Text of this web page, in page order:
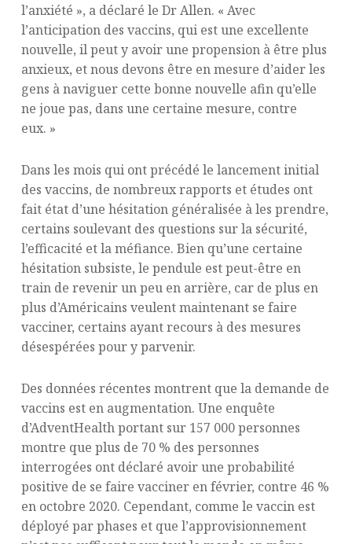
l’anxiété », a déclaré le Dr Allen. « Avec
l’anticipation des vaccins, qui est une excellente
nouvelle, il peut y avoir une propension à être plus
anxieux, et nous devons être en mesure d’aider les
gens à naviguer cette bonne nouvelle afin qu’elle
ne joue pas, dans une certaine mesure, contre
eux. »
Dans les mois qui ont précédé le lancement initial
des vaccins, de nombreux rapports et études ont
fait état d’une hésitation généralisée à les prendre,
certains soulevant des questions sur la sécurité,
l’efficacité et la méfiance. Bien qu’une certaine
hésitation subsiste, le pendule est peut-être en
train de revenir un peu en arrière, car de plus en
plus d’Américains veulent maintenant se faire
vacciner, certains ayant recours à des mesures
désespérées pour y parvenir.
Des données récentes montrent que la demande de
vaccins est en augmentation. Une enquête
d’AdventHealth portant sur 157 000 personnes
montre que plus de 70 % des personnes
interrogées ont déclaré avoir une probabilité
positive de se faire vacciner en février, contre 46 %
en octobre 2020. Cependant, comme le vaccin est
déployé par phases et que l’approvisionnement